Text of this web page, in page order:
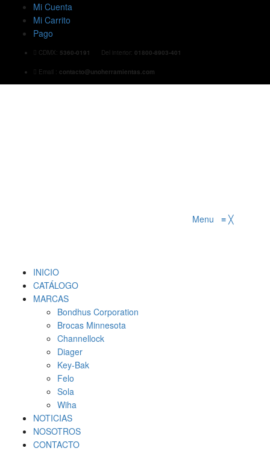
Mi Cuenta
Mi Carrito
Pago
CDMX: 5360-0191 Del interior: 01800-8903-401
Email : contacto@unoherramientas.com
Menu ≡ ╳
INICIO
CATÁLOGO
MARCAS
Bondhus Corporation
Brocas Minnesota
Channellock
Diager
Key-Bak
Felo
Sola
Wiha
NOTICIAS
NOSOTROS
CONTACTO